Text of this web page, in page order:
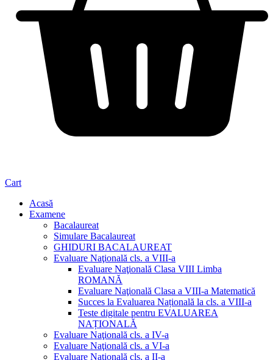
Cart
Acasă
Examene
Bacalaureat
Simulare Bacalaureat
GHIDURI BACALAUREAT
Evaluare Naţională cls. a VIII-a
Evaluare Naţională Clasa VIII Limba
ROMANĂ
Evaluare Naţională Clasa a VIII-a Matematică
Succes la Evaluarea Națională la cls. a VIII-a
Teste digitale pentru EVALUAREA
NAȚIONALĂ
Evaluare Naţională cls. a IV-a
Evaluare Naţională cls. a VI-a
Evaluare Naţională cls. a II-a